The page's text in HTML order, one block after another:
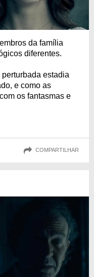
da família
diferentes.
estadia
e como as
os fantasmas e
COMPARTILHAR